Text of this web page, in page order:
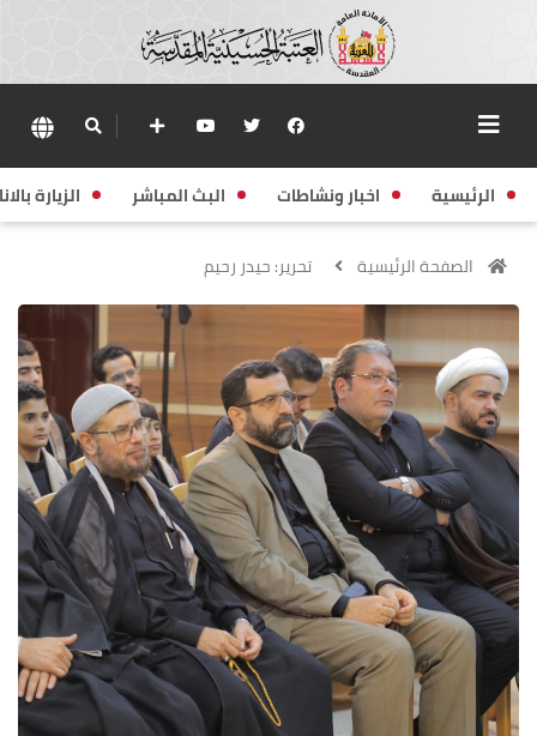
الرئيسية اخبار ونشاطات البث المباشر الزيارة
الصفحة الرئيسية تحرير: حيدر رحيم